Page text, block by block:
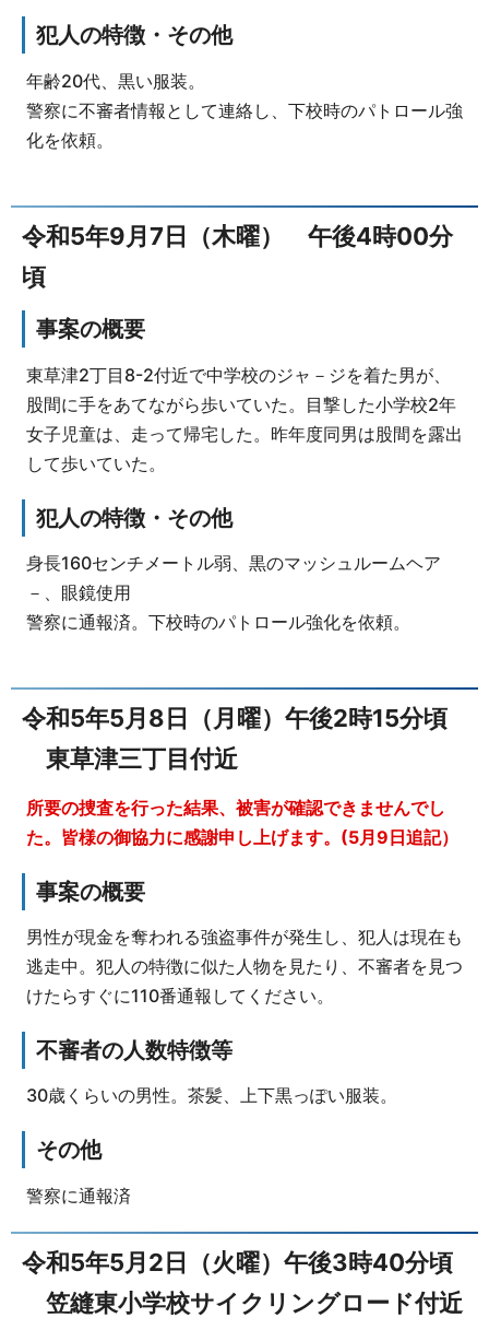
犯人の特徴・その他
年齢20代、黒い服装。
警察に不審者情報として連絡し、下校時のパトロール強
化を依頼。
令和5年9月7日（木曜） 午後4時00分
頃
事案の概要
東草津2丁目8-2付近で中学校のジャ－ジを着た男が、
股間に手をあてながら歩いていた。目撃した小学校2年
女子児童は、走って帰宅した。昨年度同男は股間を露出
して歩いていた。
犯人の特徴・その他
身長160センチメートル弱、黒のマッシュルームヘア
－、眼鏡使用
警察に通報済。下校時のパトロール強化を依頼。
令和5年5月8日（月曜）午後2時15分頃
東草津三丁目付近
所要の捜査を行った結果、被害が確認できませんでし
た。皆様の御協力に感謝申し上げます。(5月9日追記）
事案の概要
男性が現金を奪われる強盗事件が発生し、犯人は現在も
逃走中。犯人の特徴に似た人物を見たり、不審者を見つ
けたらすぐに110番通報してください。
不審者の人数特徴等
30歳くらいの男性。茶髪、上下黒っぽい服装。
その他
警察に通報済
令和5年5月2日（火曜）午後3時40分頃
笠縫東小学校サイクリングロード付近